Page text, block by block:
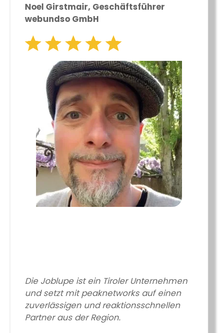
Noel Girstmair, Geschäftsführer
webundso GmbH
Die Joblupe ist ein Tiroler Unternehmen
und setzt mit peaknetworks auf einen
zuverlässigen und reaktionsschnellen
Partner aus der Region.